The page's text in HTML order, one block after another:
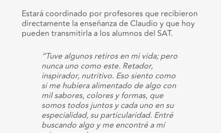
Estará coordinado por profesores que recibieron
directamente la enseñanza de Claudio y que hoy
pueden transmitirla a los alumnos del SAT.
“Tuve algunos retiros en mi vida; pero
nunca uno como este. Retador,
inspirador, nutritivo. Eso siento como
si me hubiera alimentado de algo con
mil sabores, colores y formas, que
somos todos juntos y cada uno en su
especialidad, su particularidad. Entré
buscando algo y me encontré a mí